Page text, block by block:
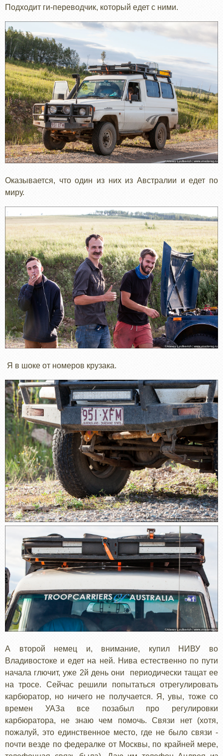
Подходит ги-переводчик, который едет с ними.
Оказывается, что один из них из Австралии и едет по
миру.
Я в шоке от номеров крузака.
А второй немец и, внимание, купил НИВУ во
Владивостоке и едет на ней. Нива естественно по пути
начала глючит, уже 2й день они периодически тащат ее
на тросе. Сейчас решили попытаться отрегулировать
карбюратор, но ничего не получается. Я, увы, тоже со
времен УАЗа все позабыл про регулировки
карбюратора, не знаю чем помочь. Связи нет (хотя,
пожалуй, это единственное место, где не было связи -
почти везде по федералке от Москвы, по крайней мере,